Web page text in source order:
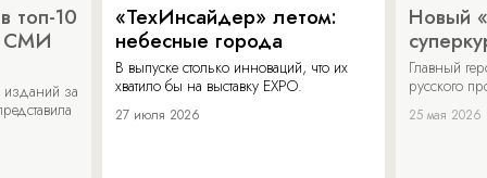
топ-10
СМИ
изданий за
«ТехИнсайдер» летом:
небесные города
В выпуске столько инноваций, что их
хватило бы на выставку EXPO.
27 июля 2026
Новый
Главный
русского
25 мая 2026